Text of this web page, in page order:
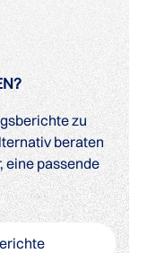
zu
beraten
eine passende